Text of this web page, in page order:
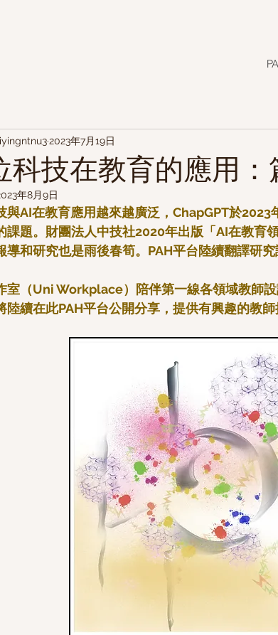
科技在教育的應用：
2023年7月19日
年8月9日
與AI在教育應用越來越廣泛，ChapGPT於
課題。財團法人中技社2020年出版「AI在教育
導和研究也是雨後春筍。PAH平台陸續翻譯研究
室（Uni Workplace）陪伴第一線各領域教師
陸續在此PAH平台公開分享，提供有興趣的教師